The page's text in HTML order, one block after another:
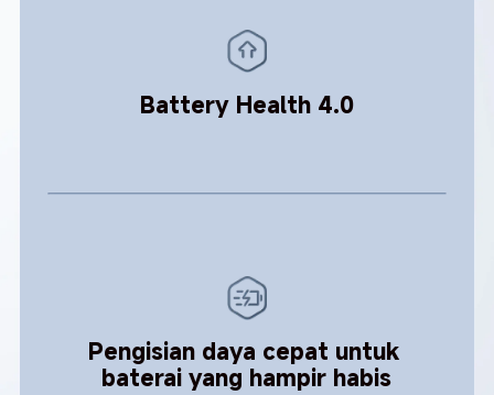
Battery Health 4.0
Pengisian daya cepat untuk
baterai yang hampir habis